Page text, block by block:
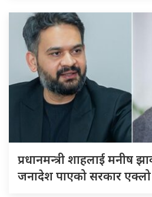
प्रधानमन्त्री शाहलाई मनीष
जनादेश पाएको सरकार